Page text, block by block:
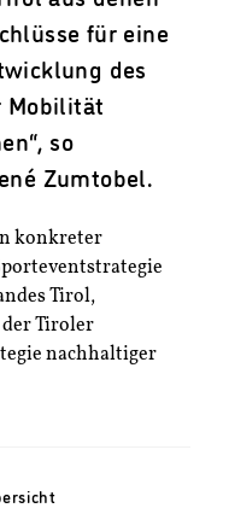
für eine
des
Mobilität
so
Zumtobel.
konkreter
Tirol,
Tiroler
nachhaltiger